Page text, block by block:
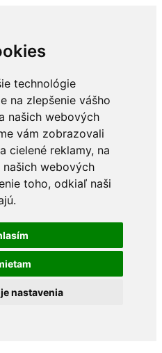
technológie
na zlepšenie vášho
našich webových
vám zobrazovali
cielené reklamy, na
webových
toho, odkiaľ naši
nastavenia